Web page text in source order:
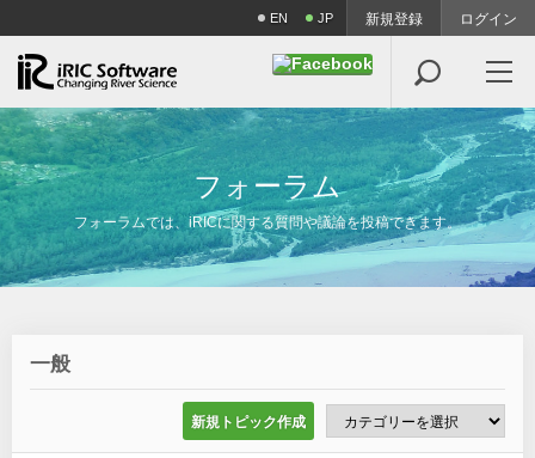
EN JP 新規登録 ログイン

フ ォ ーラム
フォーラムでは、iRICに関する質問や議論を投稿できます。
一般
新規トピック作成